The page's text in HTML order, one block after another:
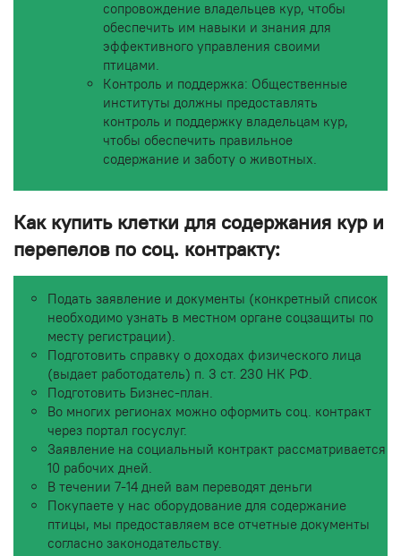
сопровождение владельцев кур, чтобы
обеспечить им навыки и знания для
эффективного управления своими
птицами.
Контроль и поддержка: Общественные
институты должны предоставлять
контроль и поддержку владельцам кур,
чтобы обеспечить правильное
содержание и заботу о животных.
Как купить клетки для содержания кур и
перепелов по соц. контракту:
Подать заявление и документы (конкретный список
необходимо узнать в местном органе соцзащиты по
месту регистрации).
Подготовить справку о доходах физического лица
(выдает работодатель) п. 3 ст. 230 НК РФ.
Подготовить Бизнес-план.
Во многих регионах можно оформить соц. контракт
через портал госуслуг.
Заявление на социальный контракт рассматривается
10 рабочих дней.
В течении 7-14 дней вам переводят деньги
Покупаете у нас оборудование для содержание
птицы, мы предоставляем все отчетные документы
согласно законодательству.